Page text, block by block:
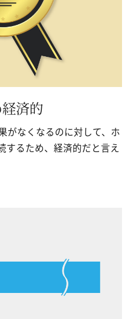
済的
なくなるのに対して、 ホ
するため、経済的だと言え